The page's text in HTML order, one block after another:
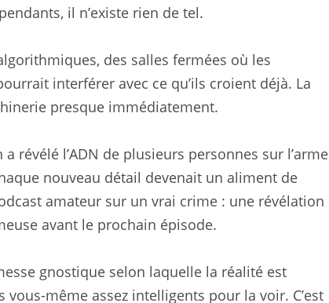
il n’existe rien de tel.
des salles fermées où les
interférer avec ce qu’ils croient déjà. La
presque immédiatement.
l’ADN de plusieurs personnes sur l’arme
nouveau détail devenait un aliment de
amateur sur un vrai crime : une révélation
avant le prochain épisode.
gnostique selon laquelle la réalité est
même assez intelligents pour la voir. C’est